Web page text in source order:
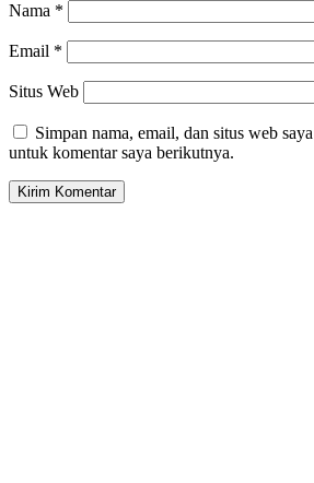
Nama *
Email *
Situs Web
Simpan nama, email, dan situs web
untuk komentar saya berikutnya.